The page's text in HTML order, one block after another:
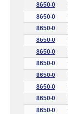
8650-0
8650-0
8650-0
8650-0
8650-0
8650-0
8650-0
8650-0
8650-0
8650-0